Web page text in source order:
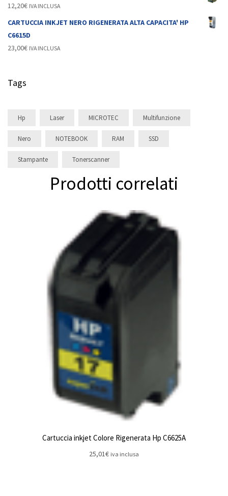
12,20€ IVA INCLUSA
CARTUCCIA INKJET NERO RIGENERATA ALTA CAPACITA' HP
C6615D
23,00€ IVA INCLUSA
Tags
Hp Laser MICROTEC Multifunzione
Nero NOTEBOOK RAM SSD
Stampante Tonerscanner
Prodotti correlati
Cartuccia inkjet Colore Rigenerata Hp C6625A
25,01€ iva inclusa